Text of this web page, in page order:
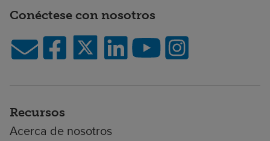
Conéctese con nosotros
Recursos
Acerca de nosotros